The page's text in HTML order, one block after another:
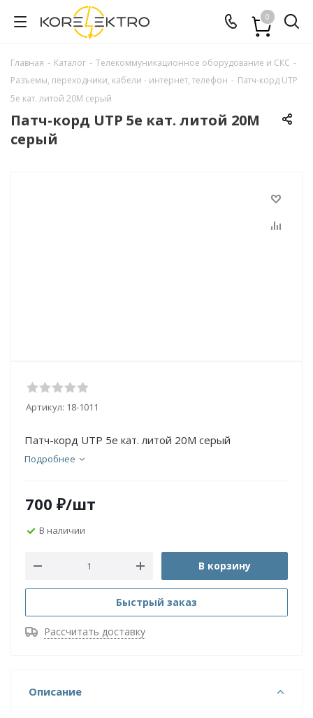
0
Главная - Каталог - Телекоммуникационное оборудование и СКС -
Разъемы, переходники, кабели - интернет, телефон - Патч-корд UTP
5e кат. литой 20М серый
Патч-корд UTP 5e кат. литой 20М
серый
Артикул: 18-1011
Патч-корд UTP 5e кат. литой 20М серый
Подробнее
700 ₽/шт
В наличии
В корзину
Быстрый заказ
Рассчитать доставку
Описание